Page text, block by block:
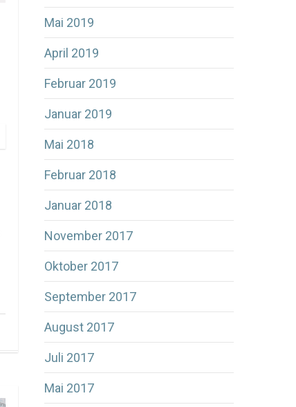
Mai 2019
April 2019
Februar 2019
Januar 2019
Mai 2018
Februar 2018
Januar 2018
November 2017
Oktober 2017
September 2017
August 2017
Juli 2017
Mai 2017